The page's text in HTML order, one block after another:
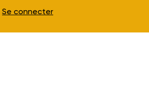
Se connecter